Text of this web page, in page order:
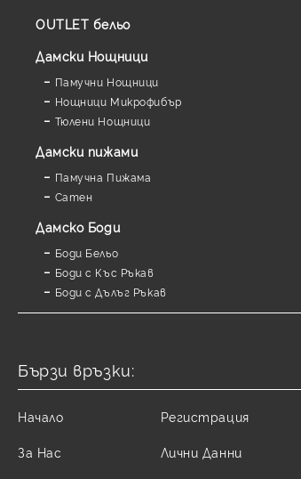
OUTLET бельо
Дамски Нощници
Памучни Нощници
Нощници Микрофибър
Тюлени Нощници
Дамски пижами
Памучна Пижама
Сатен
Дамскo Боди
Боди Бельо
Боди с Къс Ръкав
Боди с Дълъг Ръкав
Бързи връзки:
Начало
За Нас
Регистрация
Лични Данни